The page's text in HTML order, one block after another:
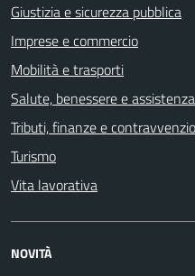
Giustizia e sicurezza pubblica
Imprese e commercio
Mobilità e trasporti
Salute, benessere e assistenza
Tributi, finanze e
Turismo
Vita lavorativa
NOVITÀ